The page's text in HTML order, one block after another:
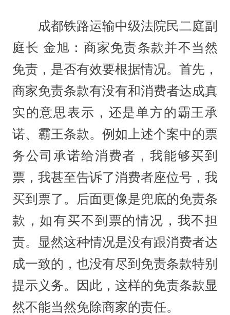
成都铁路运输中级法院民二庭副
庭长 金旭：商家免责条款并不当然
免责，是否有效要根据情况。首先，
商家免责条款有没有和消费者达成真
实的意思表示，还是单方的霸王承
诺、霸王条款。例如上述个案中的票
务公司承诺给消费者，我能够买到
票，我甚至告诉了消费者座位号，我
买到票了。后面更像是兜底的免责条
款，如有买不到票的情况，我不担
责。显然这种情况是没有跟消费者达
成一致的，也没有尽到免责条款特别
提示义务。因此，这样的免责条款显
然不能当然免除商家的责任。